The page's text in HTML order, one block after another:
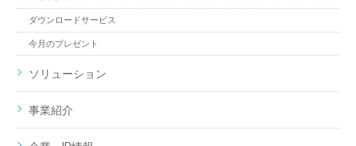
ダウンロードサービス
今月のプレゼント
ソリューション
事業紹介